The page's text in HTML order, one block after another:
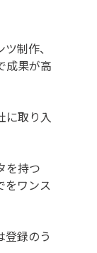
制作、
成果が高
に取り入
を持つ
をワンス
登録のう